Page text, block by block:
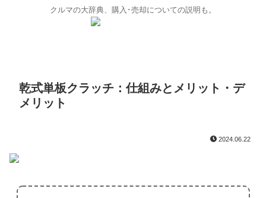
クルマの大辞典、購入･売却についての説明も。
乾式単板クラッチ：仕組みとメリット・デ
メリット
2024.06.22